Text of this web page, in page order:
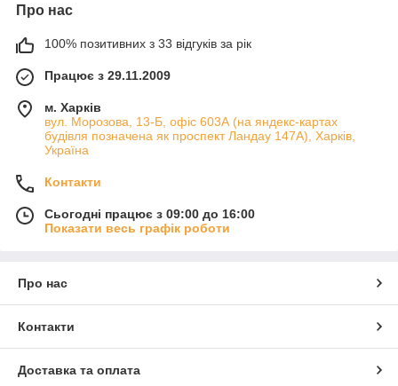
Про нас
100% позитивних з 33 відгуків за рік
Працює з 29.11.2009
м. Харків
вул. Морозова, 13-Б, офіс 603А (на яндекс-картах
будівля позначена як проспект Ландау 147А), Харків,
Україна
Контакти
Сьогодні працює з 09:00 до 16:00
Показати весь графік роботи
Про нас
Контакти
Доставка та оплата